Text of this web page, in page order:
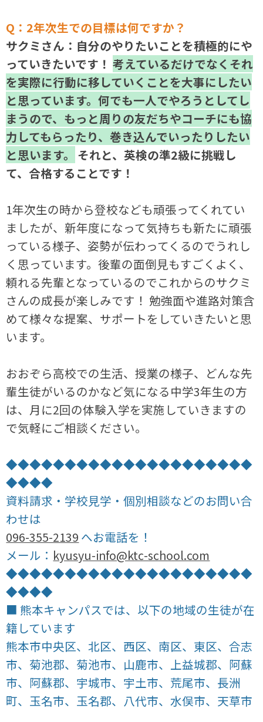
Q：2年次生での目標は何ですか？
サクミさん：自分のやりたいことを積極的にや
っていきたいです！考えているだけでなくそれ
を実際に行動に移していくことを大事にしたい
と思っています。何でも一人でやろうとしてし
まうので、もっと周りの友だちやコーチにも協
力してもらったり、巻き込んでいったりしたい
と思います。
それと、英検の準2級に挑戦し
て、合格することです！
1年次生の時から登校なども頑張ってくれてい
ましたが、新年度になって気持ちも新たに頑張
っている様子、姿勢が伝わってくるのでうれし
く思っています。後輩の面倒見もすごくよく、
頼れる先輩となっているのでこれからのサクミ
さんの成長が楽しみです！ 勉強面や進路対策含
めて様々な提案、サポートをしていきたいと思
います。
おおぞら高校での生活、授業の様子、どんな先
輩生徒がいるのかなど気になる中学3年生の方
は、月に2回の体験入学を実施していきますの
で気軽にご相談ください。
◆◆◆◆◆◆◆◆◆◆◆◆◆◆◆◆◆◆◆◆◆
◆◆◆◆
資料請求・学校見学・個別相談などのお問い合
わせは
096-355-2139 へお電話を！
メール： kyusyu-info@ktc-school.com
◆◆◆◆◆◆◆◆◆◆◆◆◆◆◆◆◆◆◆◆◆
◆◆◆◆
■ 熊本キャンパスでは、以下の地域の生徒が在
籍しています
熊本市中央区、北区、西区、南区、東区、合志
市、菊池郡、菊池市、山鹿市、上益城郡、阿蘇
市、阿蘇郡、宇城市、宇土市、荒尾市、長洲
町、玉名市、玉名郡、八代市、水俣市、天草市